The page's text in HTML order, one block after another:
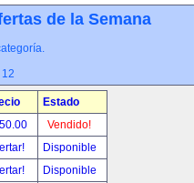
de la Semana
Estado
Vendido!
Disponible
Disponible